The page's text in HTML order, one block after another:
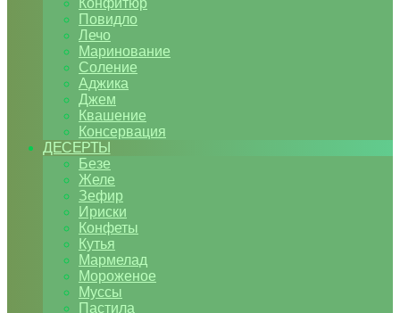
Конфитюр
Повидло
Лечо
Маринование
Соление
Аджика
Джем
Квашение
Консервация
ДЕСЕРТЫ
Безе
Желе
Зефир
Ириски
Конфеты
Кутья
Мармелад
Мороженое
Муссы
Пастила